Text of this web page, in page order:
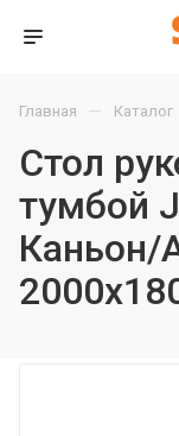
Главная — Каталог
Стол
тумбой
Каньон/